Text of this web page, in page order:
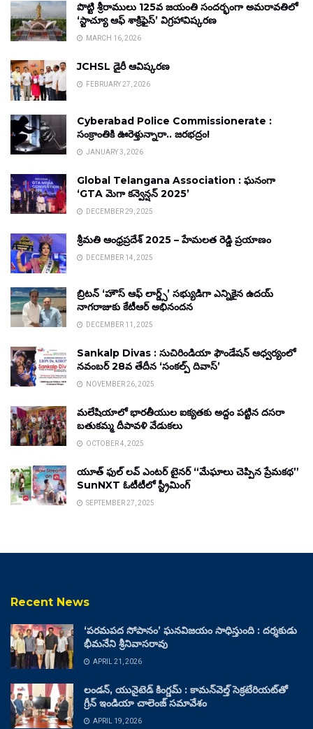
పొట్టి శ్రీరాములు 125వ జయంతి సందర్భంగా అమరావతిలో
‘స్టాచ్యూ ఆఫ్ శాక్రిఫైస్’ విగ్రహావిష్కరణ
MARCH 16, 2026
JCHSL డైరీ ఆవిష్కరణ
FEBRUARY 27, 2026
Cyberabad Police Commissionerate :
సంక్రాంతికి ఊరెళ్తున్నారా.. జరభద్రం!
JANUARY 3, 2026
Global Telangana Association : ఘనంగా
‘GTA మెగా కన్వెన్షన్ 2025’
DECEMBER 29, 2025
శ్రీమతి ఆంధ్రప్రదేశ్ 2025 – హేమలత రెడ్డి ప్రయాణం
DECEMBER 14, 2025
బ్రిటన్ ‘హౌస్ ఆఫ్ లార్డ్స్’ సభ్యుడిగా ఎన్నికైన ఉదయ్
నాగరాజుకు కేటీఆర్ అభినందన
DECEMBER 11, 2025
Sankalp Divas : సుచిరిండియా ఫౌండేషన్ ఆధ్వర్యంలో
నవంబర్ 28వ తేదీన ‘సంకల్ప్ దివాస్’
NOVEMBER 26, 2025
మలేషియాలో భారతీయుల ఐక్యతకు అద్దం పట్టిన దసరా
బతుకమ్మ దీపావళి వేడుకలు
OCTOBER 4, 2025
యూత్ ఫుల్ లవ్ ఎంటర్ టైనర్ “మేఘాలు చెప్పిన ప్రేమకథ”
SunNXT ఓటీటీలో స్ట్రీమింగ్
SEPTEMBER 27, 2025
Recent News
‘పరమపద సోపానం’ ఘనవిజయం సాధిస్తుంది : దర్శకుడు
భీమనేని శ్రీనివాసరావు
APRIL 21, 2026
లండన్, యునైటెడ్ కింగ్డమ్ : కామన్‌వెల్త్ సెక్రటేరియట్‌తో
గ్రీన్ ఇండియా చాలెంజ్ సమావేశం
APRIL 19, 2026